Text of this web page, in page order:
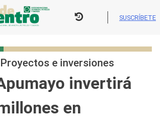
SUSCRÍBETE
Proyectos e inversiones
invertirá
en